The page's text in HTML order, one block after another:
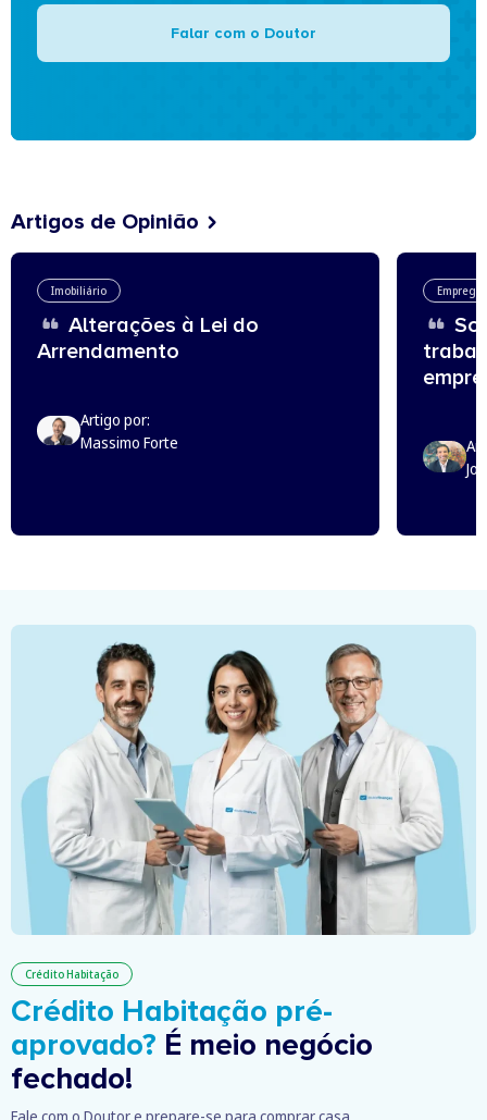
Falar com o Doutor
Artigos de Opinião
Imobiliário
Alterações à Lei do
Arrendamento
Artigo por:
Massimo Forte
Emprego
Crédito Habitação
Crédito Habitação pré-
aprovado? É meio negócio
fechado!